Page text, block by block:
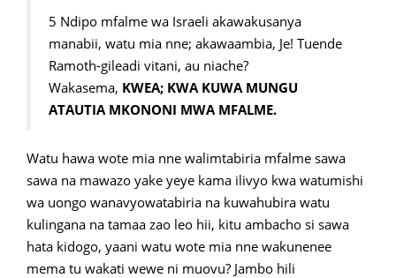
5 Ndipo mfalme wa Israeli akawakusanya
manabii, watu mia nne; akawaambia, Je! Tuende
Ramoth-gileadi vitani, au niache?
Wakasema, KWEA; KWA KUWA MUNGU
ATAUTIA MKONONI MWA MFALME.
Watu hawa wote mia nne walimtabiria mfalme sawa
sawa na mawazo yake yeye kama ilivyo kwa watumishi
wa uongo wanavyowatabiria na kuwahubira watu
kulingana na tamaa zao leo hii, kitu ambacho si sawa
hata kidogo, yaani watu wote mia nne wakunenee
mema tu wakati wewe ni muovu? Jambo hili